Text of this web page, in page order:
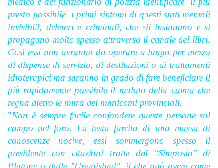
presto possibile i primi sintomi di questi stati mentali
invisibili, deleteri e criminali, che sii insinuano e si
propagano molto spesso attraverso il canale dei libri.
Così essi non avranno da operare a lungo per mezzo
di dispense di servizio, di destituzioni o di trattamenti
idroterapici ma saranno in grado di fare beneficiare il
più rapidamente possibile il malato della calma che
regna dietro le mura dei manicomi provinciali.
"Non è sempre facile confondere queste persone sul
campo nel foro. La testa farcita di una massa di
conoscenze nocive, essi sommergono spesso il
presidente con citazioni tratte dal "Simposio" di